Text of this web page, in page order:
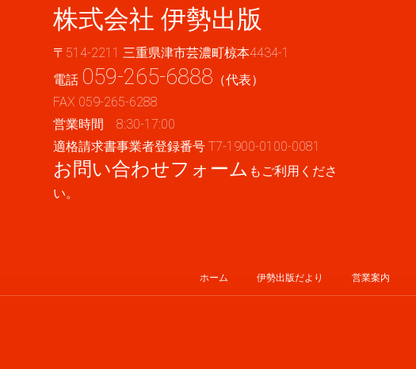
株式会社 伊勢出版
〒514-2211 三重県津市芸濃町椋本4434-1
電話 059-265-6888 （代表）
FAX 059-265-6288
営業時間 8:30-17:00
適格請求書事業者登録番号 T7-1900-0100-0081
お問い合わせフォーム もご利用くださ
い。
ホーム 伊勢出版だより 営業案内